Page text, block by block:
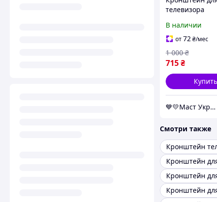
телевизора
настенный 14-
универсальный
для ТВ LCD/LED
HDL-1442
В наличии
от72₴/мес
715₴
1 000 ₴
Купить
💙💛Маст Украина 💙💛
Смотри также